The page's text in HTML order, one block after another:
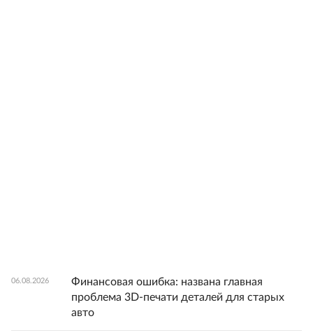
06.08.2026
Финансовая ошибка: названа главная
проблема 3D-печати деталей для старых
авто